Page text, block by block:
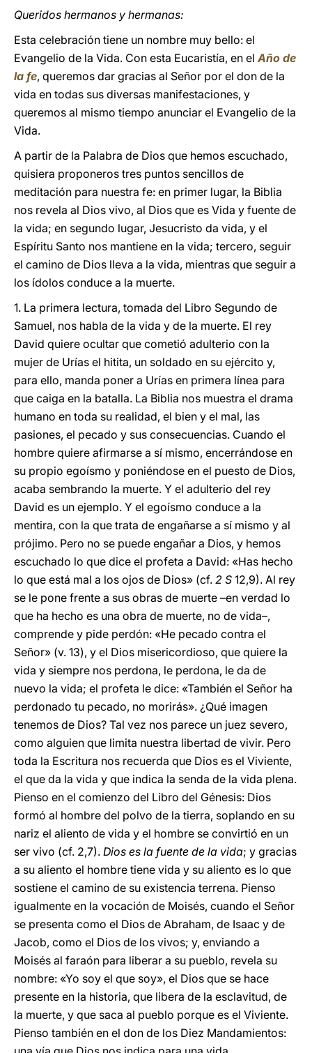
Queridos hermanos y hermanas:
Esta celebración tiene un nombre muy bello: el
Evangelio de la Vida. Con esta Eucaristía, en elAño de
la fe, queremos dar gracias al Señor por el don de la
vida en todas sus diversas manifestaciones, y
queremos al mismo tiempo anunciar el Evangelio de la
Vida.
A partir de la Palabra de Dios que hemos escuchado,
quisiera proponeros tres puntos sencillos de
meditación para nuestra fe: en primer lugar, la Biblia
nos revela al Dios vivo, al Dios que es Vida y fuente de
la vida; en segundo lugar, Jesucristo da vida, y el
Espíritu Santo nos mantiene en la vida; tercero, seguir
el camino de Dios lleva a la vida, mientras que seguir a
los ídolos conduce a la muerte.
1. La primera lectura, tomada del Libro Segundo de
Samuel, nos habla de la vida y de la muerte. El rey
David quiere ocultar que cometió adulterio con la
mujer de Urías el hitita, un soldado en su ejército y,
para ello, manda poner a Urías en primera línea para
que caiga en la batalla. La Biblia nos muestra el drama
humano en toda su realidad, el bien y el mal, las
pasiones, el pecado y sus consecuencias. Cuando el
hombre quiere afirmarse a sí mismo, encerrándose en
su propio egoísmo y poniéndose en el puesto de Dios,
acaba sembrando la muerte. Y el adulterio del rey
David es un ejemplo. Y el egoísmo conduce a la
mentira, con la que trata de engañarse a sí mismo y al
prójimo. Pero no se puede engañar a Dios, y hemos
escuchado lo que dice el profeta a David: «Has hecho
lo que está mal a los ojos de Dios» (cf. 2 S 12,9). Al rey
se le pone frente a sus obras de muerte –en verdad lo
que ha hecho es una obra de muerte, no de vida–,
comprende y pide perdón: «He pecado contra el
Señor» (v. 13), y el Dios misericordioso, que quiere la
vida y siempre nos perdona, le perdona, le da de
nuevo la vida; el profeta le dice: «También el Señor ha
perdonado tu pecado, no morirás». ¿Qué imagen
tenemos de Dios? Tal vez nos parece un juez severo,
como alguien que limita nuestra libertad de vivir. Pero
toda la Escritura nos recuerda que Dios es el Viviente,
el que da la vida y que indica la senda de la vida plena.
Pienso en el comienzo del Libro del Génesis: Dios
formó al hombre del polvo de la tierra, soplando en su
nariz el aliento de vida y el hombre se convirtió en un
ser vivo (cf. 2,7). Dios es la fuente de la vida; y gracias
a su aliento el hombre tiene vida y su aliento es lo que
sostiene el camino de su existencia terrena. Pienso
igualmente en la vocación de Moisés, cuando el Señor
se presenta como el Dios de Abraham, de Isaac y de
Jacob, como el Dios de los vivos; y, enviando a
Moisés al faraón para liberar a su pueblo, revela su
nombre: «Yo soy el que soy», el Dios que se hace
presente en la historia, que libera de la esclavitud, de
la muerte, y que saca al pueblo porque es el Viviente.
Pienso también en el don de los Diez Mandamientos: